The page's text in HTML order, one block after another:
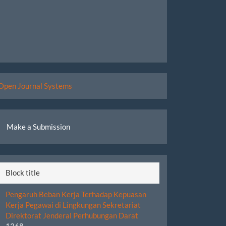
Journal Systems
Make a Submission
Block title
Pengaruh Beban Kerja Terhadap Kepuasan
Kerja Pegawai di Lingkungan Sekretariat
Direktorat Jenderal Perhubungan Darat